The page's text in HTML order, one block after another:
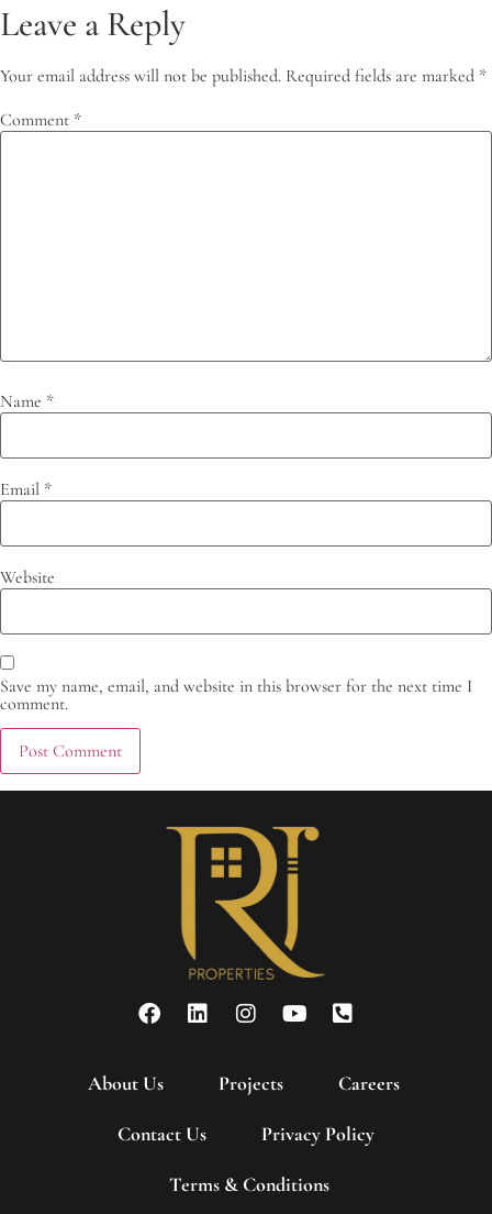
Leave a Reply
Your email address will not be published. Required fields are marked *
Comment *
Name *
Email *
Website
Save my name, email, and website in this browser for the next time I
comment.
About Us Projects Careers
Contact Us Privacy Policy
Terms & Conditions